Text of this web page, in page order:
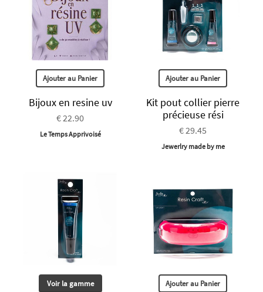
Ajouter au Panier
Bijoux en resine uv
€ 22.90
Le Temps Apprivoisé
Ajouter au Panier
Kit pout collier pierre
précieuse rési
€ 29.45
Jewerlry made by me
Voir la gamme Ajouter au Panier